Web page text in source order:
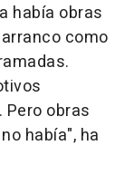
había obras
como
obras
había", ha